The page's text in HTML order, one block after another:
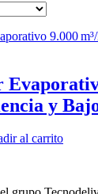
y
al carrito